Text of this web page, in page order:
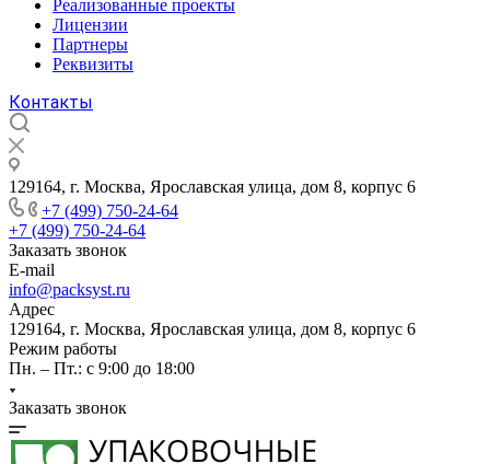
Реализованные проекты
Лицензии
Партнеры
Реквизиты
Контакты
129164, г. Москва, Ярославская улица, дом 8, корпус 6
+7 (499) 750-24-64
+7 (499) 750-24-64
Заказать звонок
E-mail
info@packsyst.ru
Адрес
129164, г. Москва, Ярославская улица, дом 8, корпус 6
Режим работы
Пн. – Пт.: с 9:00 до 18:00
Заказать звонок